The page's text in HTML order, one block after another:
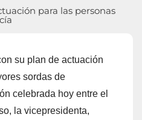
para las personas
su plan de actuación
sordas de
celebrada hoy entre el
la vicepresidenta,